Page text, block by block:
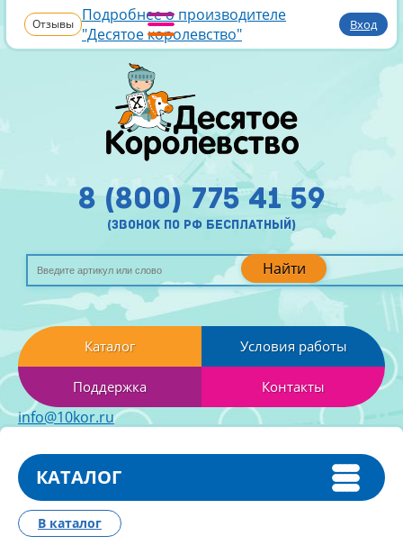
Отзывы Подробнее о производителе
"Десятое королевство"
Вход
Найти
8 (800) 775 41 59
(звонок по рф бесплатный)
Каталог Условия работы
Поддержка Контакты
info@10kor.ru
КАТАЛОГ
В каталог